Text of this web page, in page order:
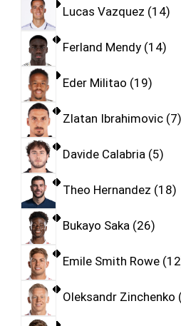
Lucas Vazquez 14
Ferland Mendy 14
Eder Militao 19
Zlatan Ibrahimovic 7
Davide Calabria 5
Theo Hernandez 18
Bukayo Saka 26
Emile Smith Rowe 12
Oleksandr Zinchenko